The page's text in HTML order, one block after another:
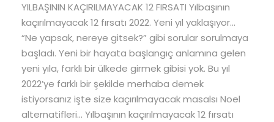
YILBAŞININ KAÇIRILMAYACAK 12 FIRSATI Yılbaşının
kaçırılmayacak 12 fırsatı 2022. Yeni yıl yaklaşıyor…
“Ne yapsak, nereye gitsek?” gibi sorular sorulmaya
başladı. Yeni bir hayata başlangıç anlamına gelen
yeni yıla, farklı bir ülkede girmek gibisi yok. Bu yıl
2022’ye farklı bir şekilde merhaba demek
istiyorsanız işte size kaçırılmayacak masalsı Noel
alternatifleri… Yılbaşının kaçırılmayacak 12 fırsatı